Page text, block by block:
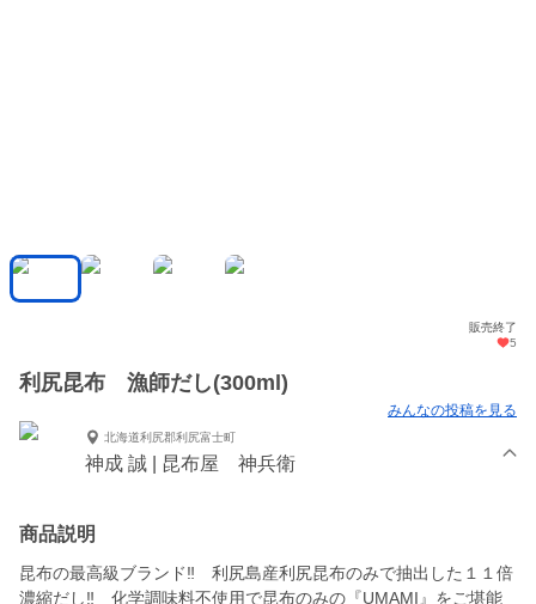
販売終了
5
利尻昆布 漁師だし(300ml)
みんなの投稿を見る
北海道利尻郡利尻富士町
神成 誠 | 昆布屋 神兵衛
商品説明
昆布の最高級ブランド‼ 利尻島産利尻昆布のみで抽出した１１倍
濃縮だし‼ 化学調味料不使用で昆布のみの『UMAMI』をご堪能